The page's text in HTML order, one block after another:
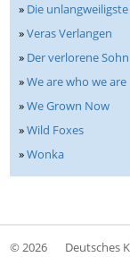
» Die
»Veras Verlangen
» Der verlorene Sohn
»We are who we are
»We Grown Now
»Wild Foxes
»Wonka
© 2026 Deutsches